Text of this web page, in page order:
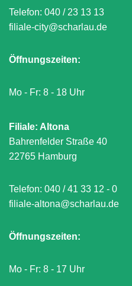
Telefon: 040 / 23 13 13
filiale-city@scharlau.de
Öffnungszeiten:
Mo - Fr: 8 - 18 Uhr
Filiale: Altona
Bahrenfelder Straße 40
22765 Hamburg
Telefon: 040 / 41 33 12 - 0
filiale-altona@scharlau.de
Öffnungszeiten:
Mo - Fr: 8 - 17 Uhr